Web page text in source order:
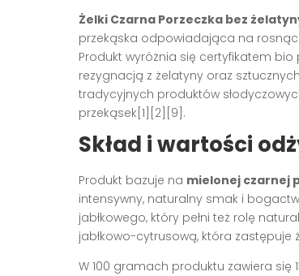
Żelki Czarna Porzeczka bez
przekąska odpowiadająca na
Produkt wyróżnia się certyfikatem
rezygnacją z żelatyny oraz
tradycyjnych produktów
przekąsek[1][2][9].
Skład i wartości
Produkt bazuje na mielonej czarnej
intensywny, naturalny smak i
jabłkowego, który pełni też rolę
jabłkowo-cytrusową, która zastępuje
W 100 gramach produktu zawiera się